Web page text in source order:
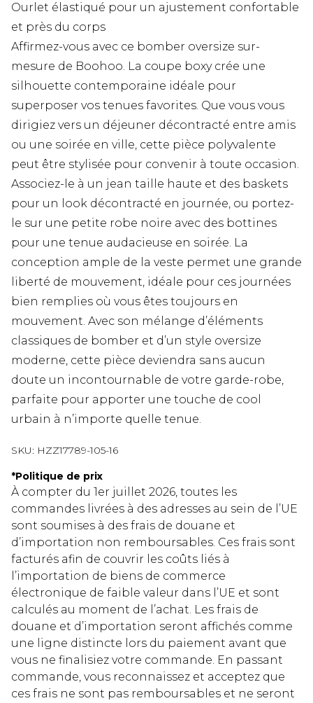
Ourlet élastiqué pour un ajustement confortable
et près du corps
Affirmez-vous avec ce bomber oversize sur-
mesure de Boohoo. La coupe boxy crée une
silhouette contemporaine idéale pour
superposer vos tenues favorites. Que vous vous
dirigiez vers un déjeuner décontracté entre amis
ou une soirée en ville, cette pièce polyvalente
peut être stylisée pour convenir à toute occasion.
Associez-le à un jean taille haute et des baskets
pour un look décontracté en journée, ou portez-
le sur une petite robe noire avec des bottines
pour une tenue audacieuse en soirée. La
conception ample de la veste permet une grande
liberté de mouvement, idéale pour ces journées
bien remplies où vous êtes toujours en
mouvement. Avec son mélange d’éléments
classiques de bomber et d’un style oversize
moderne, cette pièce deviendra sans aucun
doute un incontournable de votre garde-robe,
parfaite pour apporter une touche de cool
urbain à n’importe quelle tenue.
SKU: HZZ17789-105-16
*Politique de prix
À compter du 1er juillet 2026, toutes les
commandes livrées à des adresses au sein de l’UE
sont soumises à des frais de douane et
d’importation non remboursables. Ces frais sont
facturés afin de couvrir les coûts liés à
l’importation de biens de commerce
électronique de faible valeur dans l’UE et sont
calculés au moment de l’achat. Les frais de
douane et d’importation seront affichés comme
une ligne distincte lors du paiement avant que
vous ne finalisiez votre commande. En passant
commande, vous reconnaissez et acceptez que
ces frais ne sont pas remboursables et ne seront